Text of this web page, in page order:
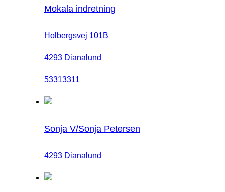
Mokala indretning
Holbergsvej 101B
4293 Dianalund
53313311
Sonja V/Sonja Petersen
4293 Dianalund